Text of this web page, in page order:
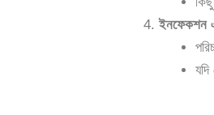
ইনফেকশন